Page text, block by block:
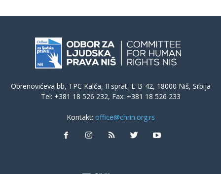
Obrenovićeva bb, TPC Kalča, II sprat, L-B-42, 18000 Niš, Srbija
Tel: +381 18 526 232, Fax: +381 18 526 233
Kontakt: office@chrin.org.rs